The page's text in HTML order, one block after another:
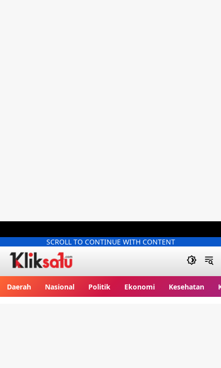
SCROLL TO CONTINUE WITH CONTENT
Daerah Nasional Politik Ekonomi Kesehatan